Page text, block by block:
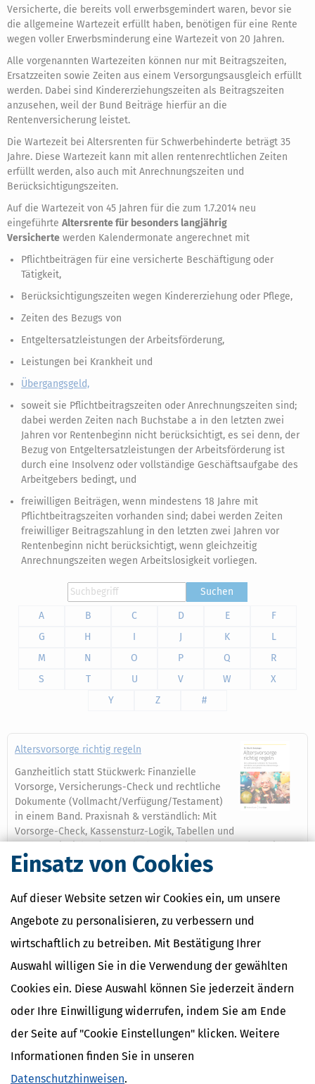
Einsatz von Cookies
Auf dieser Website setzen wir Cookies ein, um unsere
Angebote zu personalisieren, zu verbessern und
wirtschaftlich zu betreiben. Mit Bestätigung Ihrer
Auswahl willigen Sie in die Verwendung der gewählten
Cookies ein. Diese Auswahl können Sie jederzeit ändern
oder Ihre Einwilligung widerrufen, indem Sie am Ende
der Seite auf "Cookie Einstellungen" klicken. Weitere
Informationen finden Sie in unseren
Datenschutzhinweisen.
Versicherte, die bereits voll erwerbsgemindert waren, bevor sie
die allgemeine Wartezeit erfüllt haben, benötigen für eine Rente
wegen voller Erwerbsminderung eine Wartezeit von 20 Jahren.
Alle vorgenannten Wartezeiten können nur mit Beitragszeiten,
Ersatzzeiten sowie Zeiten aus einem Versorgungsausgleich erfüllt
werden. Dabei sind Kindererziehungszeiten als Beitragszeiten
anzusehen, weil der Bund Beiträge hierfür an die
Rentenversicherung leistet.
Die Wartezeit bei Altersrenten für Schwerbehinderte beträgt 35
Jahre. Diese Wartezeit kann mit allen rentenrechtlichen Zeiten
erfüllt werden, also auch mit Anrechnungszeiten und
Berücksichtigungszeiten.
Auf die Wartezeit von 45 Jahren für die zum 1.7.2014 neu
eingeführte Altersrente für besonders langjährig
Versicherte werden Kalendermonate angerechnet mit
Pflichtbeiträgen für eine versicherte Beschäftigung oder
Tätigkeit,
Berücksichtigungszeiten wegen Kindererziehung oder Pflege,
Zeiten des Bezugs von
Entgeltersatzleistungen der Arbeitsförderung,
Leistungen bei Krankheit und
Übergangsgeld,
soweit sie Pflichtbeitragszeiten oder Anrechnungszeiten sind;
dabei werden Zeiten nach Buchstabe a in den letzten zwei
Jahren vor Rentenbeginn nicht berücksichtigt, es sei denn, der
Bezug von Entgeltersatzleistungen der Arbeitsförderung ist
durch eine Insolvenz oder vollständige Geschäftsaufgabe des
Arbeitgebers bedingt, und
freiwilligen Beiträgen, wenn mindestens 18 Jahre mit
Pflichtbeitragszeiten vorhanden sind; dabei werden Zeiten
freiwilliger Beitragszahlung in den letzten zwei Jahren vor
Rentenbeginn nicht berücksichtigt, wenn gleichzeitig
Anrechnungszeiten wegen Arbeitslosigkeit vorliegen.
Suchen
A
B C D E
F
G
H I J K
L
M
N O P Q
R
S
T U V W
X
Y
Z #
Altersvorsorge richtig regeln
Ganzheitlich statt Stückwerk: Finanzielle
Vorsorge, Versicherungs-Check und rechtliche
Dokumente (Vollmacht/Verfügung/Testament)
in einem Band. Praxisnah & verständlich: Mit
Vorsorge-Check, Kassensturz-Logik, Tabellen und
Lebensphase: Vom Berufseinstieg bis kurz vor dem Ruhestand
– inklusive Strategien für Familien, Beamte und Selbstständige.
Aktuell & belastbar: Mit Zahlenständen und Regeln rund um
Rente, Steuern sowie Kranken- und Pflegeversicherung.
Ähnliche Themen
Altersvorsorge, Rente & Finanzen